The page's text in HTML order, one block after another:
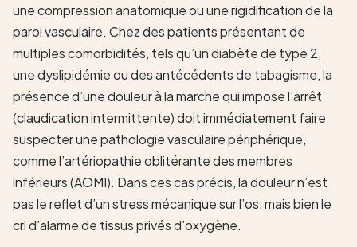
une compression anatomique ou une rigidification de la
paroi vasculaire. Chez des patients présentant de
multiples comorbidités, tels qu’un diabète de type 2,
une dyslipidémie ou des antécédents de tabagisme, la
présence d’une douleur à la marche qui impose l’arrêt
(claudication intermittente) doit immédiatement faire
suspecter une pathologie vasculaire périphérique,
comme l’artériopathie oblitérante des membres
inférieurs (AOMI). Dans ces cas précis, la douleur n’est
pas le reflet d’un stress mécanique sur l’os, mais bien le
cri d’alarme de tissus privés d’oxygène.